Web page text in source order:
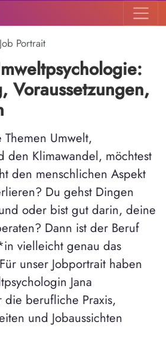
Job Portrait
Voraussetzungen,
Umwelt,
den Klimawandel, möchtest
den menschlichen Aspekt
Du gehst Dingen
oder bist gut darin, deine
Dann ist der Beruf
vielleicht genau das
unser Jobportrait haben
Jana
die berufliche Praxis,
und Jobaussichten